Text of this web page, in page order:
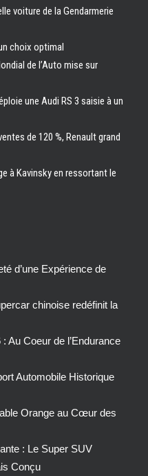
voiture de la Gendarmerie
choix optimal
de l’Auto mise sur
une Audi RS 3 saisie à un
de 120 %, Renault grand
à Kavinsky en ressortant le
d’une Expérience de
chinoise redéfinit la
Au Coeur de l’Endurance
Automobile Historique
Orange au Cœur des
: Le Super SUV
Conçu